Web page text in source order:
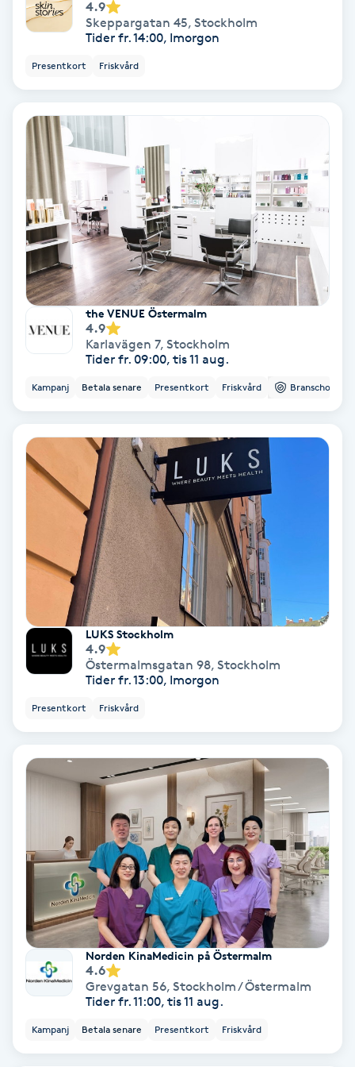
Ansiktsbehandling djuprengörande
Balayage
Bambumassage
Barber
Barnklippning
BIAB
Blowout
Bottenfärg
Brynformning
Brynfärgning
Brynplockning
Bröllopsuppsättning
Celluliter
Coachning
Cryoterapi
Dermapen
Diamantslipning
Enzympeeling
Extensions
4.9
Skeppargatan 45, Stockholm
Tider fr. 14:00, Imorgon
Presentkort Friskvård
the VENUE Östermalm
4.9
Karlavägen 7, Stockholm
Tider fr. 09:00, tis 11 aug.
Kampanj Betala senare Presentkort Friskvård Branschorg.
LUKS Stockholm
4.9
Östermalmsgatan 98, Stockholm
Tider fr. 13:00, Imorgon
Presentkort Friskvård
Norden KinaMedicin på Östermalm
4.6
Grevgatan 56, Stockholm / Östermalm
Tider fr. 11:00, tis 11 aug.
Kampanj Betala senare Presentkort Friskvård